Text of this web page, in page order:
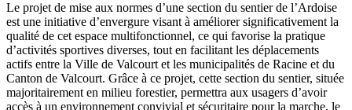
Le projet de mise aux normes d’une section du sentier de l’Ardoise
est une initiative d’envergure visant à améliorer significativement la
qualité de cet espace multifonctionnel, ce qui favorise la pratique
d’activités sportives diverses, tout en facilitant les déplacements
actifs entre la Ville de Valcourt et les municipalités de Racine et du
Canton de Valcourt. Grâce à ce projet, cette section du sentier, située
majoritairement en milieu forestier, permettra aux usagers d’avoir
accès à un environnement convivial et sécuritaire pour la marche, le